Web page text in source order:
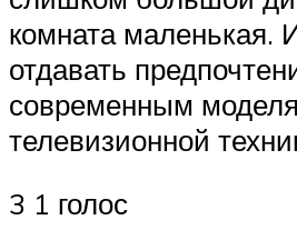
комната маленькая.
отдавать
современным
телевизионной
3 1 голос